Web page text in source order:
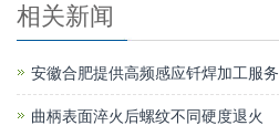
相关新闻
安徽合肥提供高频感应钎焊加工服务
曲柄表面淬火后螺纹不同硬度退火